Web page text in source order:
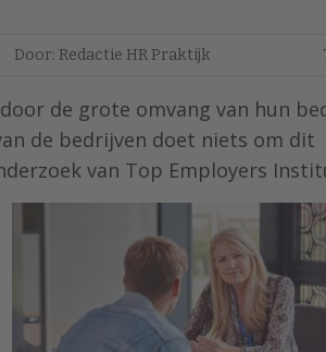
Door: Redactie HR Praktijk
de grote omvang van hun
de bedrijven doet niets om dit
van Top Employers